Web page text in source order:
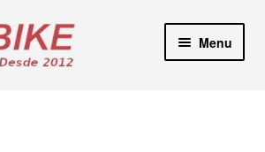
Menu